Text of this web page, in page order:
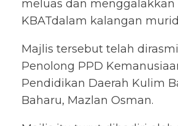
meluas dan
KBATdalam kalangan
Majlis tersebut telah
Penolong PPD
Pendidikan Daerah Kulim
Baharu, Mazlan Osman.